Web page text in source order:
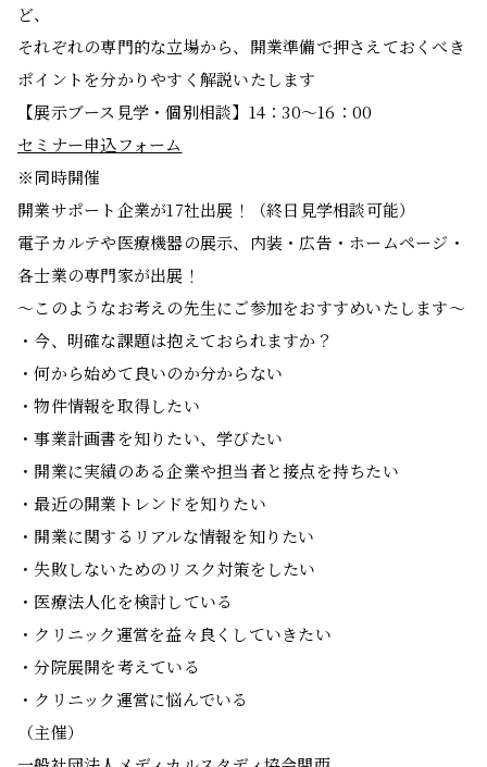
ど、
それぞれの専門的な立場から、開業準備で押さえておくべき
ポイントを分かりやすく解説いたします
【展示ブース見学・個別相談】14：30～16：00
セミナー申込フォーム
※同時開催
開業サポート企業が17社出展！（終日見学相談可能）
電子カルテや医療機器の展示、内装・広告・ホームページ・
各士業の専門家が出展！
～このようなお考えの先生にご参加をおすすめいたします～
・今、明確な課題は抱えておられますか？
・何から始めて良いのか分からない
・物件情報を取得したい
・事業計画書を知りたい、学びたい
・開業に実績のある企業や担当者と接点を持ちたい
・最近の開業トレンドを知りたい
・開業に関するリアルな情報を知りたい
・失敗しないためのリスク対策をしたい
・医療法人化を検討している
・クリニック運営を益々良くしていきたい
・分院展開を考えている
・クリニック運営に悩んでいる
（主催）